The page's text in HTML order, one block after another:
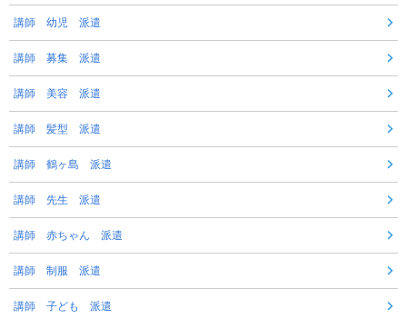
講師 幼児 派遣
講師 募集 派遣
講師 美容 派遣
講師 髪型 派遣
講師 鶴ヶ島 派遣
講師 先生 派遣
講師 赤ちゃん 派遣
講師 制服 派遣
講師 子ども 派遣